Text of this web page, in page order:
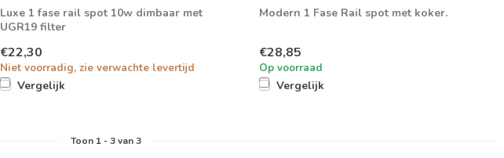
Luxe 1 fase rail spot 10w dimbaar met
UGR19 filter
€22,30
Niet voorradig, zie verwachte levertijd
Vergelijk
Modern 1 Fase Rail spot met koker.
€28,85
Op voorraad
Vergelijk
Toon 1-3van 3